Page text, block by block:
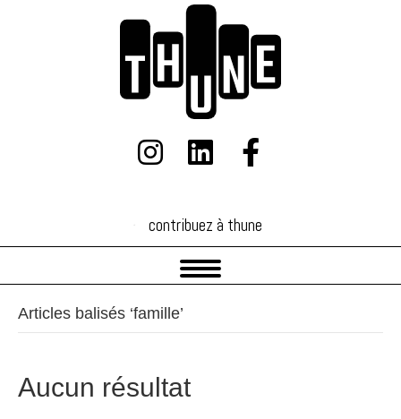
contribuez à thune
contribuez à thune
Articles balisés ‘famille’
Aucun résultat